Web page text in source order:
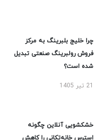
چرا خلیج بلبرینگ به مرکز
فروش رولبرینگ صنعتی تبدیل
شده است؟
21 تیر 1405
خشکشویی آنلاین چگونه
استرس خانه‌تکانی را کاهش